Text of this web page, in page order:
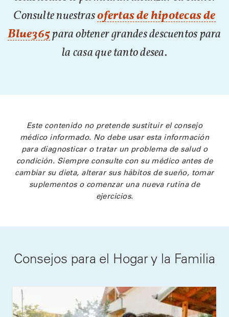
Consulte nuestrasofertas de hipotecas de
Blue365 para obtener grandes descuentos para
la casa que tanto desea.
Este contenido no pretende sustituir el consejo
médico informado. No debe usar esta información
para diagnosticar o tratar un problema de salud o
condición. Siempre consulte con su médico antes de
cambiar su dieta, alterar sus hábitos de sueño, tomar
suplementos o comenzar una nueva rutina de
ejercicios.
Consejos para el Hogar y la Familia